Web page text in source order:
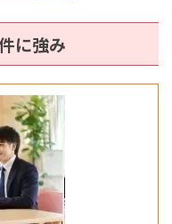
に強み